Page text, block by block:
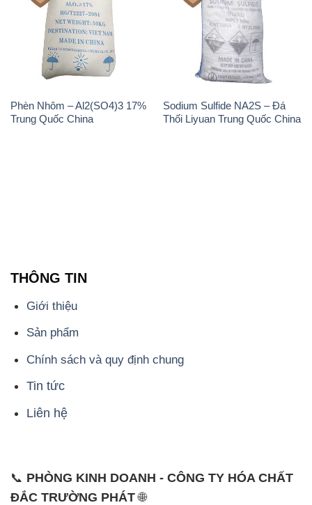
Phèn Nhôm – Al2(SO4)3 17%
Trung Quốc China
Sodium Sulfide NA2S – Đá
Thối Liyuan Trung Quốc China
THÔNG TIN
Giới thiệu
Sản phẩm
Chính sách và quy định chung
Tin tức
Liên hệ
📞 PHÒNG KINH DOANH - CÔNG TY HÓA CHẤT
ĐẮC TRƯỜNG PHÁT🌐